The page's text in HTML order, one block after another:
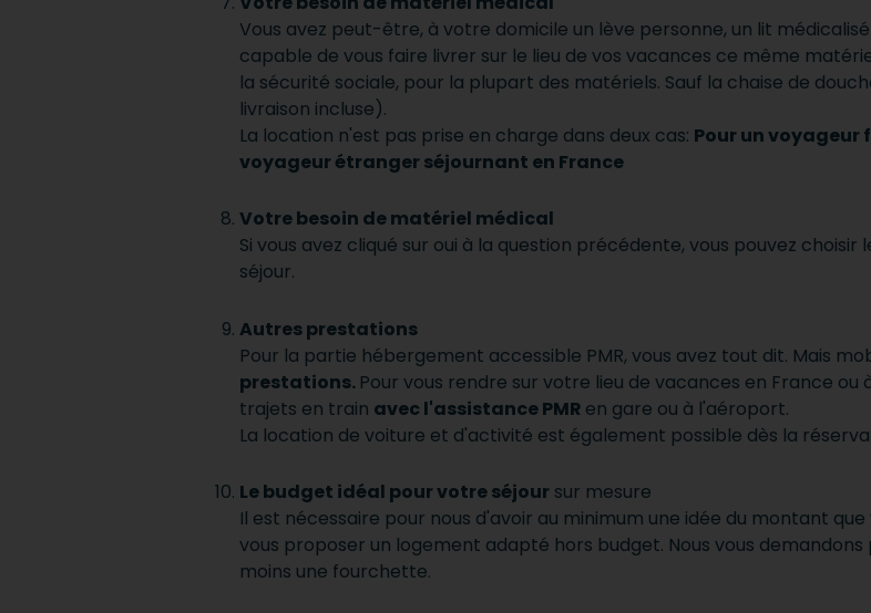
Vous avez peut-être, à votre domicile un lève personne, un lit
capable de vous faire livrer sur le lieu de vos vacances ce même
la sécurité sociale, pour la plupart des matériels. Sauf la chaise de
livraison incluse).
La location n'est pas prise en charge dans deux cas: Pour un
voyageur étranger séjournant en France
Votre besoin de matériel médical
Si vous avez cliqué sur oui à la question précédente, vous pouvez
séjour.
Autres prestations
Pour la partie hébergement accessible PMR, vous avez tout dit. Mais
prestations. Pour vous rendre sur votre lieu de vacances en France
trajets en train avec l'assistance PMR en gare ou à l'aéroport.
La location de voiture et d'activité est également possible dès la
Le budget idéal pour votre séjour sur mesure
Il est nécessaire pour nous d'avoir au minimum une idée du montant
vous proposer un logement adapté hors budget. Nous vous
moins une fourchette.